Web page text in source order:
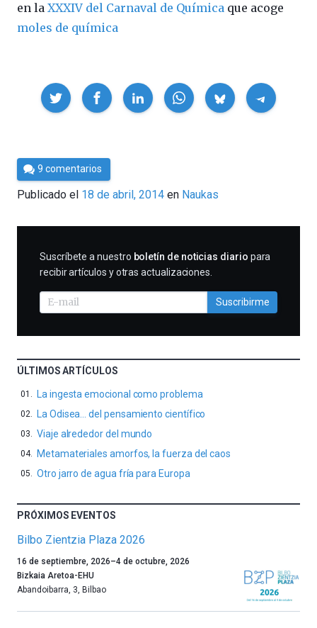
en la XXXIV del Carnaval de Química que acoge
moles de química
Compartir
Por
César
Tomé
9 comentarios
Publicado el 18 de abril, 2014 en Naukas
SUSCRIBIRME
Suscríbete a nuestro boletín de noticias diario para
recibir artículos y otras actualizaciones.
Suscribirme
ÚLTIMOS ARTÍCULOS
La ingesta emocional como problema
La Odisea… del pensamiento científico
Viaje alrededor del mundo
Metamateriales amorfos, la fuerza del caos
Otro jarro de agua fría para Europa
PRÓXIMOS EVENTOS
Bilbo Zientzia Plaza 2026
Un
año
más,
16 de septiembre, 2026–4 de octubre, 2026
Bizkaia Aretoa-EHU
Abandoibarra, 3, Bilbao